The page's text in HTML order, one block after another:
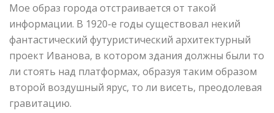
Мое образ города отстраивается от такой
информации. В 1920-е годы существовал некий
фантастический футуристический архитектурный
проект Иванова, в котором здания должны были то
ли стоять над платформах, образуя таким образом
второй воздушный ярус, то ли висеть, преодолевая
гравитацию.